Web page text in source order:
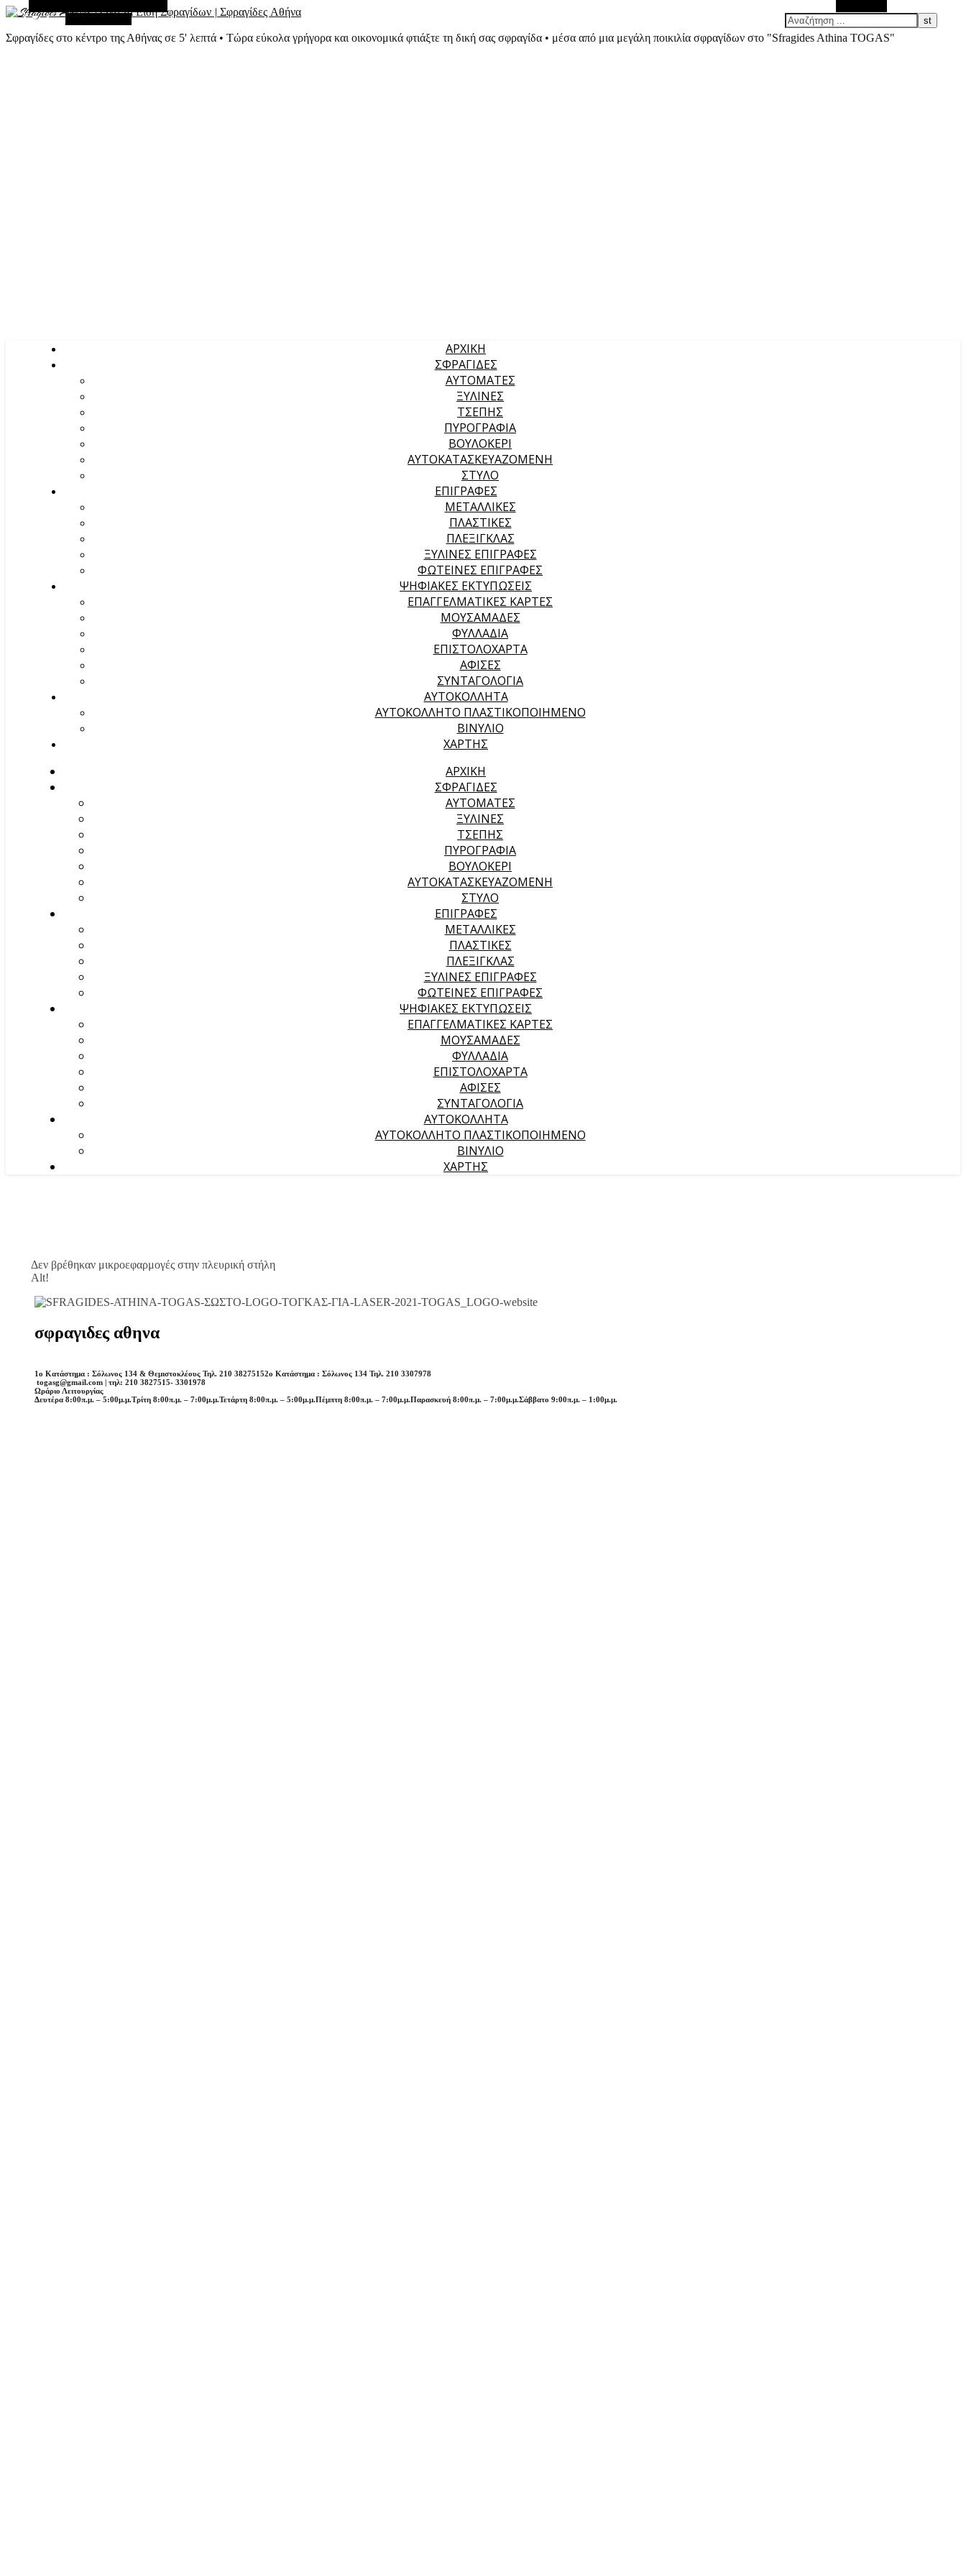
Σφραγίδες στο κέντρο της Αθήνας σε 5' λεπτά • Τώρα εύκολα γρήγορα και οικονομικά φτιάξτε τη δική σας σφραγίδα • μέσα από μια μεγάλη ποικιλία σφραγίδων στο "Sfragides Athina TOGAS"
Τυχαίο Άρθρο
ΑΡΧΙΚΉ
ΣΦΡΑΓΙΔΕΣ
ΑΥΤΟΜΑΤΕΣ
ΞΥΛΙΝΕΣ
ΤΣΕΠΗΣ
ΠΥΡΟΓΡΑΦΙΑ
ΒΟΥΛΟΚΕΡΙ
ΑΥΤΟΚΑΤΑΣΚΕΥΑΖΟΜΕΝΗ
ΣΤΥΛΟ
ΕΠΙΓΡΑΦΕΣ
ΜΕΤΑΛΛΙΚΕΣ
ΠΛΑΣΤΙΚΕΣ
ΠΛΕΞΙΓΚΛΑΣ
ΞΥΛΙΝΕΣ ΕΠΙΓΡΑΦΕΣ
ΦΩΤΕΙΝΕΣ ΕΠΙΓΡΑΦΕΣ
ΨΗΦΙΑΚΕΣ ΕΚΤΥΠΩΣΕΙΣ
ΕΠΑΓΓΕΛΜΑΤΙΚΕΣ ΚΑΡΤΕΣ
ΜΟΥΣΑΜΑΔΕΣ
ΦΥΛΛΑΔΙΑ
ΕΠΙΣΤΟΛΟΧΑΡΤΑ
ΑΦΙΣΕΣ
ΣΥΝΤΑΓΟΛΟΓΙΑ
ΑΥΤΟΚΟΛΛΗΤΑ
ΑΥΤΟΚΟΛΛΗΤΟ ΠΛΑΣΤΙΚΟΠΟΙΗΜΕΝΟ
ΒΙΝΥΛΙΟ
ΧΑΡΤΗΣ
ΑΡΧΙΚΉ
ΣΦΡΑΓΙΔΕΣ
ΑΥΤΟΜΑΤΕΣ
ΞΥΛΙΝΕΣ
ΤΣΕΠΗΣ
ΠΥΡΟΓΡΑΦΙΑ
ΒΟΥΛΟΚΕΡΙ
ΑΥΤΟΚΑΤΑΣΚΕΥΑΖΟΜΕΝΗ
ΣΤΥΛΟ
ΕΠΙΓΡΑΦΕΣ
ΜΕΤΑΛΛΙΚΕΣ
ΠΛΑΣΤΙΚΕΣ
ΠΛΕΞΙΓΚΛΑΣ
ΞΥΛΙΝΕΣ ΕΠΙΓΡΑΦΕΣ
ΦΩΤΕΙΝΕΣ ΕΠΙΓΡΑΦΕΣ
ΨΗΦΙΑΚΕΣ ΕΚΤΥΠΩΣΕΙΣ
ΕΠΑΓΓΕΛΜΑΤΙΚΕΣ ΚΑΡΤΕΣ
ΜΟΥΣΑΜΑΔΕΣ
ΦΥΛΛΑΔΙΑ
ΕΠΙΣΤΟΛΟΧΑΡΤΑ
ΑΦΙΣΕΣ
ΣΥΝΤΑΓΟΛΟΓΙΑ
ΑΥΤΟΚΟΛΛΗΤΑ
ΑΥΤΟΚΟΛΛΗΤΟ ΠΛΑΣΤΙΚΟΠΟΙΗΜΕΝΟ
ΒΙΝΥΛΙΟ
ΧΑΡΤΗΣ
Δεν βρέθηκαν μικροεφαρμογές στην πλευρική στήλη
Alt!
σφραγιδες αθηνα
1o Κατάστημα : Σόλωνος 134 & Θεμιστοκλέους Τηλ. 210 38275152o Κατάστημα : Σόλωνος 134 Τηλ. 210 3307978
togasg@gmail.com | τηλ: 210 3827515- 3301978
Ωράριο Λειτουργίας
Δευτέρα 8:00π.μ. – 5:00μ.μ.Τρίτη 8:00π.μ. – 7:00μ.μ.Τετάρτη 8:00π.μ. – 5:00μ.μ.Πέμπτη 8:00π.μ. – 7:00μ.μ.Παρασκευή 8:00π.μ. – 7:00μ.μ.Σάββατο 9:00π.μ. – 1:00μ.μ.